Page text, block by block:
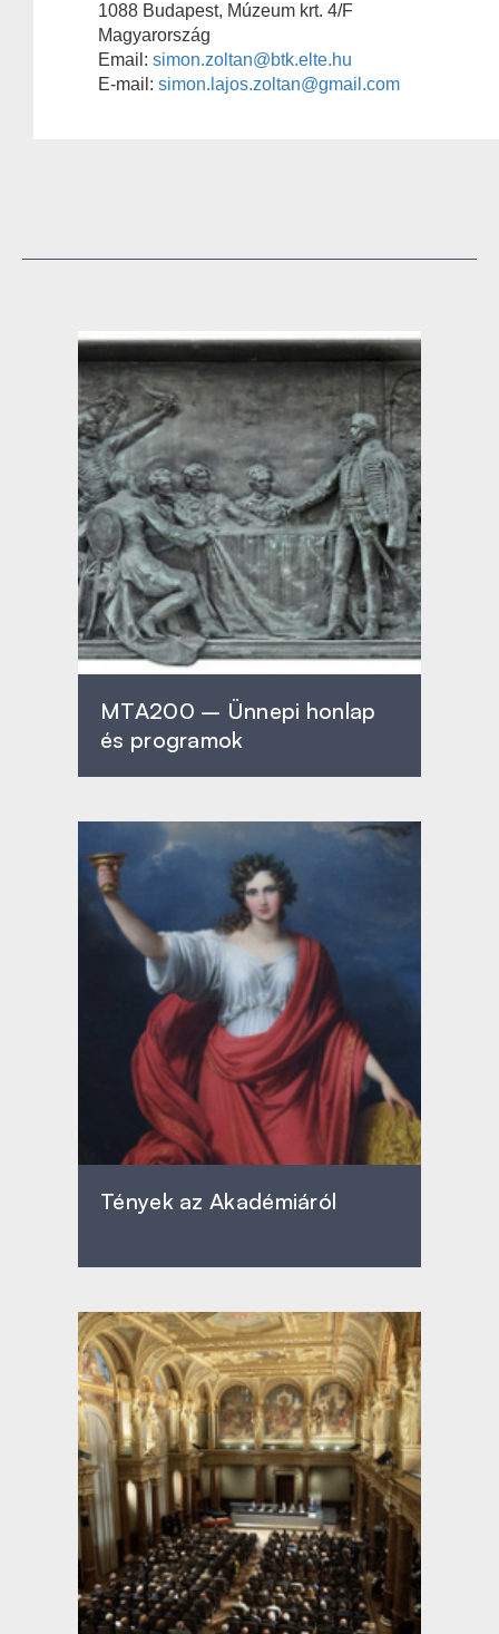
1088 Budapest, Múzeum krt. 4/F
Magyarország
Email: simon.zoltan@btk.elte.hu
E-mail: simon.lajos.zoltan@gmail.com
MTA200 – Ünnepi honlap
és programok
Tények az Akadémiáról